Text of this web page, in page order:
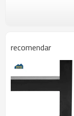
recomendar